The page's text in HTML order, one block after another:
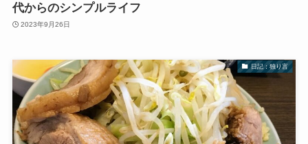
代からのシンプルライフ
2023年9月26日
日記：独り言